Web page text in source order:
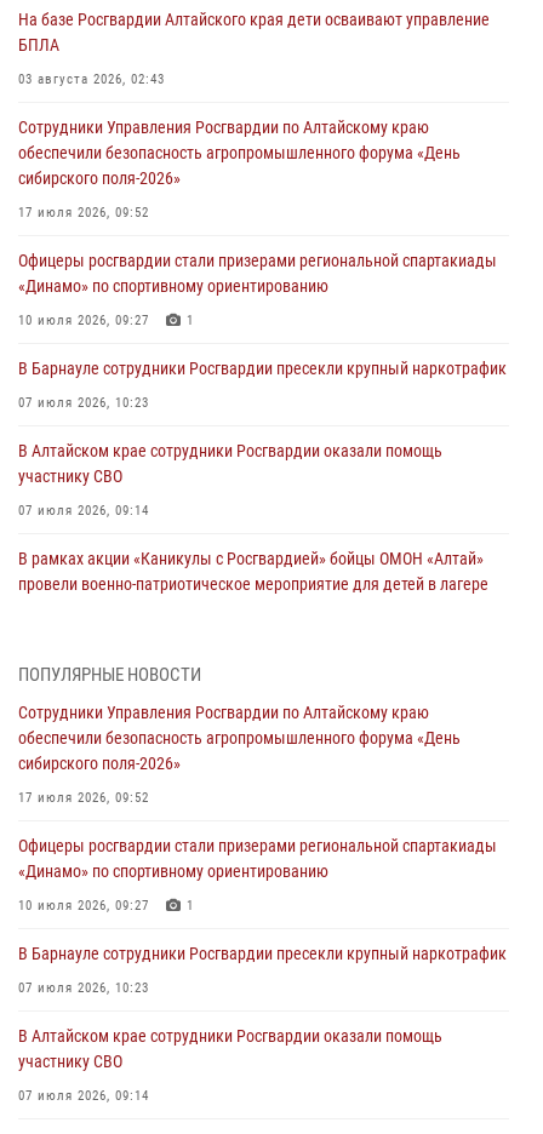
На базе Росгвардии Алтайского края дети осваивают управление
БПЛА
03 августа 2026, 02:43
Сотрудники Управления Росгвардии по Алтайскому краю
обеспечили безопасность агропромышленного форума «День
сибирского поля-2026»
17 июля 2026, 09:52
Офицеры росгвардии стали призерами региональной спартакиады
«Динамо» по спортивному ориентированию
10 июля 2026, 09:27 1
В Барнауле сотрудники Росгвардии пресекли крупный наркотрафик
07 июля 2026, 10:23
В Алтайском крае сотрудники Росгвардии оказали помощь
участнику СВО
07 июля 2026, 09:14
В рамках акции «Каникулы с Росгвардией» бойцы ОМОН «Алтай»
провели военно-патриотическое мероприятие для детей в лагере
акции «Коробка храбрости»
Сотрудники Росгвардии провели встречу с юными пограничниками
03 июля 2026, 04:03
Управление Росгвардии по Алтайскому краю провело для детей
02 июля 2026, 00:55
Алтайскому краю подведены итоги «прямой линии»
01 июля 2026, 07:49
ПОПУЛЯРНЫЕ НОВОСТИ
Сотрудники Управления Росгвардии по Алтайскому краю
обеспечили безопасность агропромышленного форума «День
сибирского поля-2026»
17 июля 2026, 09:52
Офицеры росгвардии стали призерами региональной спартакиады
«Динамо» по спортивному ориентированию
10 июля 2026, 09:27 1
В Барнауле сотрудники Росгвардии пресекли крупный наркотрафик
07 июля 2026, 10:23
В Алтайском крае сотрудники Росгвардии оказали помощь
участнику СВО
07 июля 2026, 09:14